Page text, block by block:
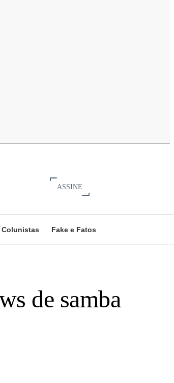
ASSINE
Colunistas Fake e Fatos
de samba